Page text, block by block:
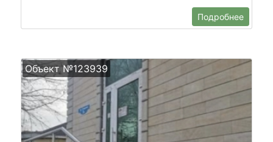
Подробнее
Объект №123939